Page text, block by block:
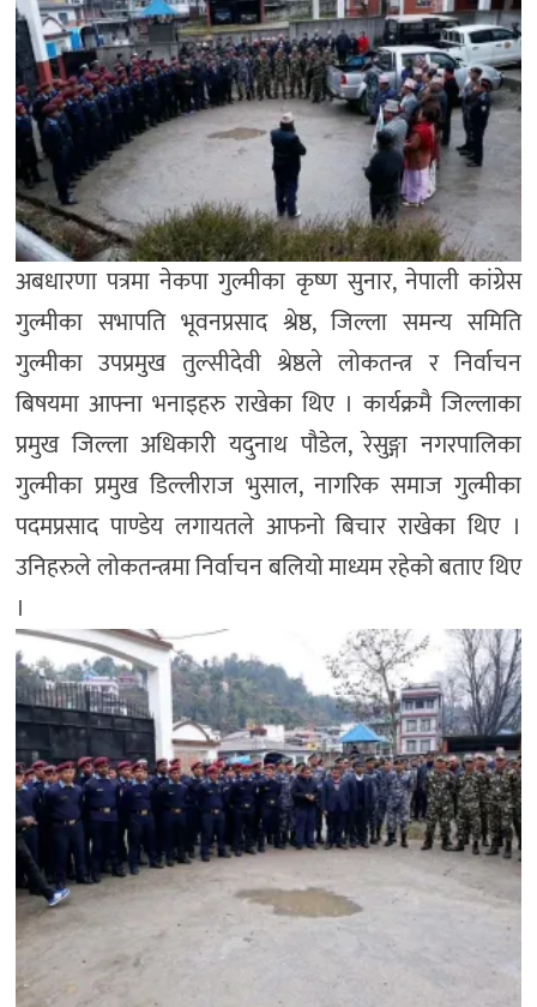
अबधारणा पत्रमा नेकपा गुल्मीका कृष्ण सुनार, नेपाली कांग्रेस
गुल्मीका सभापति भूवनप्रसाद श्रेष्ठ, जिल्ला समन्य समिति
गुल्मीका उपप्रमुख तुल्सीदेवी श्रेष्ठले लोकतन्त्र र निर्वाचन
बिषयमा आफ्ना भनाइहरु राखेका थिए । कार्यक्रमै जिल्लाका
प्रमुख जिल्ला अधिकारी यदुनाथ पौडेल, रेसुङ्गा नगरपालिका
गुल्मीका प्रमुख डिल्लीराज भुसाल, नागरिक समाज गुल्मीका
पदमप्रसाद पाण्डेय लगायतले आफनो बिचार राखेका थिए ।
उनिहरुले लोकतन्त्रमा निर्वाचन बलियो माध्यम रहेको बताए थिए
।